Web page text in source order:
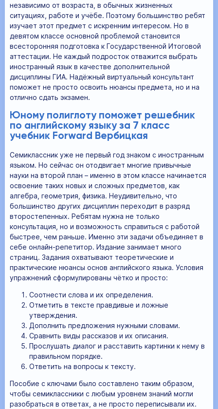
независимо от возраста, в обычных жизненных
ситуациях, работе и учёбе. Поэтому большинство ребят
изучает этот предмет с искренним интересом. Но в
девятом классе основной проблемой становится
всесторонняя подготовка к Государственной Итоговой
аттестации. Не каждый подросток отважится выбрать
иностранный язык в качестве дополнительной
дисциплины ГИА. Надёжный виртуальный консультант
поможет не просто освоить нюансы предмета, но и на
отлично сдать экзамен.
Юному полиглоту поможет решебник
по английскому языку за 7 класс
учебник Forward Вербицкая
Семиклассник уже не первый год знаком с иностранным
языком. Но сейчас он отодвигает многие привычные
науки на второй план – именно в этом классе начинается
освоение таких новых и сложных предметов, как
алгебра, геометрия, физика. Неудивительно, что
большинство других дисциплин переходит в разряд
второстепенных. Ребятам нужна не только
консультация, но и возможность справиться с работой
быстрее, чем раньше. Именно эти задачи объединяет в
себе онлайн-репетитор. Издание занимает много
страниц. Задания охватывают теоретические и
практические нюансы основ английского языка. Условия
упражнений сформулированы чётко и просто:
Соотнести слова и их определения.
Отметить в тексте правдивые и ложные
утверждения.
Дополнить предложения нужными словами.
Сравнить виды рассказов и их описания.
Прослушать диалог и расставить картинки к нему в
правильном порядке.
Ответить на вопросы к тексту.
Пособие с ключами было составлено таким образом,
чтобы семиклассники с любым уровнем знаний могли
разобраться в ответах, а не просто переписывали их.